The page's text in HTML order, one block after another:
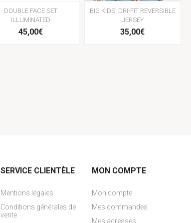
DOUBLE FACE SET
ILLUMINATED
45,00€
BIG KIDS' DRI-FIT REVERSIBLE
JERSEY
35,00€
SERVICE CLIENTÈLE
Mentions légales
Conditions générales de
vente
MON COMPTE
Mon compte
Mes commandes
Mes adresses